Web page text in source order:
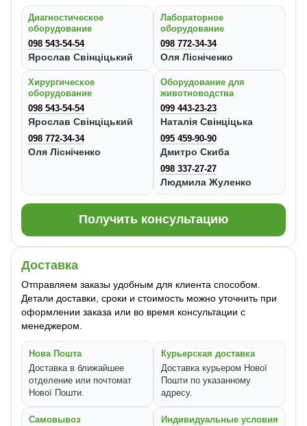
Диагностическое
оборудование
098 543-54-54
Ярослав Свінціцький
Лабораторное
оборудование
098 772-34-34
Оля Лісніченко
Хирургическое
оборудование
098 543-54-54
Ярослав Свінціцький
098 772-34-34
Оля Лісніченко
Оборудование для
животноводства
099 443-23-23
Наталія Свінціцька
095 459-90-90
Дмитро Скиба
098 337-27-27
Людмила Жуленко
Получить консультацию
Доставка
Отправляем заказы удобным для клиента способом.
Детали доставки, сроки и стоимость можно уточнить при
оформлении заказа или во время консультации с
менеджером.
Нова Пошта
Доставка в ближайшее
отделение или почтомат
Нової Пошти.
Курьерская доставка
Доставка курьером Нової
Пошти по указанному
адресу.
Самовывоз
Индивидуальные условия